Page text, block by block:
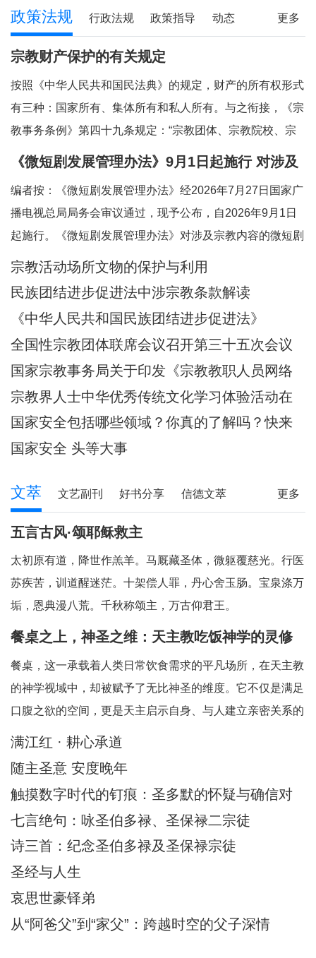
更多
政策法规 行政法规 政策指导 动态
宗教财产保护的有关规定
按照《中华人民共和国民法典》的规定，财产的所有权形式
有三种：国家所有、集体所有和私人所有。与之衔接，《宗
教事务条例》第四十九条规定：“宗教团体、宗教院校、宗
教活动场所对依法占有的属于国家、集体所有的财产，依照
有所有权或者其他财产权利。”对现行法律法
《微短剧发展管理办法》9月1日起施行 对涉及
编者按：《微短剧发展管理办法》经2026年7月27日国家广
播电视总局局务会审议通过，现予公布，自2026年9月1日
起施行。《微短剧发展管理办法》对涉及宗教内容的微短剧
作出规定。其中，第五条规定，一类微短剧是指投资额度较
民族、宗教、司法、公安等内容的特殊题材的微短
宗教活动场所文物的保护与利用
民族团结进步促进法中涉宗教条款解读
《中华人民共和国民族团结进步促进法》
全国性宗教团体联席会议召开第三十五次会议
国家宗教事务局关于印发《宗教教职人员网络
行为规范》的通知
宗教界人士中华优秀传统文化学习体验活动在
武汉启动
国家安全包括哪些领域？你真的了解吗？快来
一起涨知识！
国家安全 头等大事
更多
文萃 文艺副刊 好书分享 信德文萃
诗苑 小小说 写真故事
五言古风·颂耶稣救主
太初原有道，降世作羔羊。马厩藏圣体，微躯覆慈光。行医
苏疾苦，训道醒迷茫。十架偿人罪，丹心舍玉肠。宝泉涤万
垢，恩典漫八荒。千秋称颂主，万古仰君王。
餐桌之上，神圣之维：天主教吃饭神学的灵修
餐桌，这一承载着人类日常饮食需求的平凡场所，在天主教
的神学视域中，却被赋予了无比神圣的维度。它不仅是满足
口腹之欲的空间，更是天主启示自身、与人建立亲密关系的
神圣舞台。天主教吃饭神学中所蕴含的灵修智慧，引领我们
到其中深刻的属灵启迪。在人类日常生活中，
满江红 · 耕心承道
随主圣意 安度晚年
触摸数字时代的钉痕：圣多默的怀疑与确信对
AI时代的信仰启迪
七言绝句：咏圣伯多禄、圣保禄二宗徒
诗三首：纪念圣伯多禄及圣保禄宗徒
圣经与人生
哀思世豪铎弟
从“阿爸父”到“家父”：跨越时空的父子深情